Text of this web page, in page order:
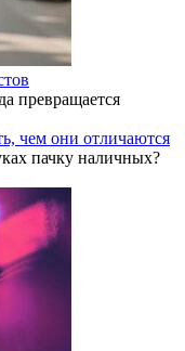
превращается
чем они отличаются
пачку наличных?